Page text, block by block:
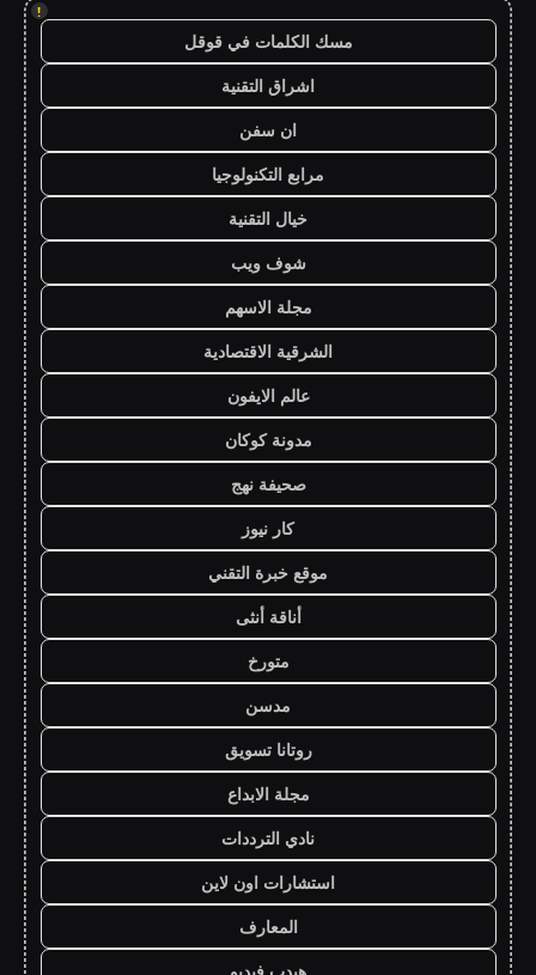
!
مسك الكلمات في قوقل
اشراق التقنية
ان سفن
مرابع التكنولوجيا
خيال التقنية
شوف ويب
مجلة الاسهم
الشرقية الاقتصادية
عالم الايفون
مدونة كوكان
صحيفة نهج
كار نيوز
موقع خبرة التقني
أناقة أنثى
متورخ
مدسن
روتانا تسويق
مجلة الابداع
نادي الترددات
استشارات اون لاين
المعارف